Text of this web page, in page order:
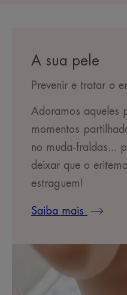
A sua pele
Prevenir e tratar o
Adoramos aqueles
momentos
no muda-fraldas...
deixar que o
estraguem!
Saiba mais